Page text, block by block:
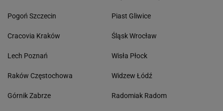
Pogoń Szczecin
Cracovia Kraków
Lech Poznań
Raków Częstochowa
Górnik Zabrze
Piast Gliwice
Śląsk Wrocław
Wisła Płock
Widzew Łódź
Radomiak Radom